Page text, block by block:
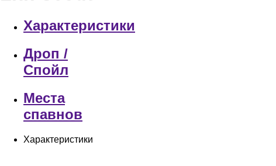
Характеристики
Дроп /
Спойл
Места
спавнов
Характеристики